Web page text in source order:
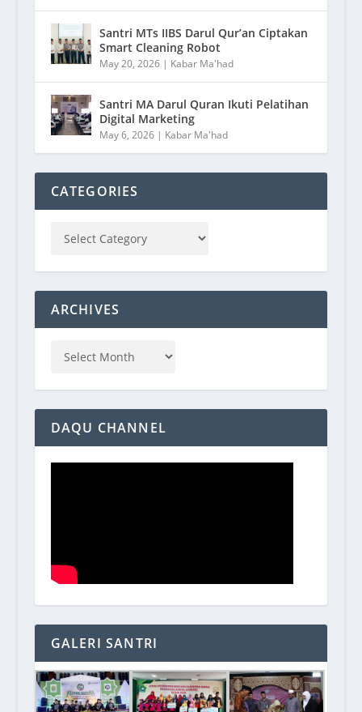
Santri MTs IIBS Darul Qur’an Ciptakan
Smart Cleaning Robot
May 20, 2026| Kabar Ma'had
Santri MA Darul Quran Ikuti Pelatihan
Digital Marketing
May 6, 2026| Kabar Ma'had
CATEGORIES
ARCHIVES
DAQU CHANNEL
GALERI SANTRI